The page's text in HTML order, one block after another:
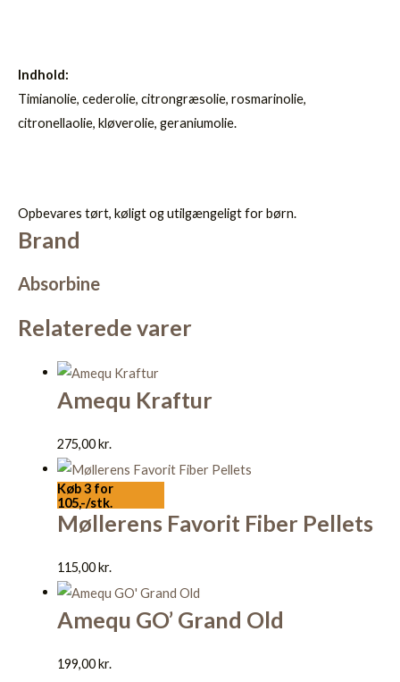
Indhold:
Timianolie, cederolie, citrongræsolie, rosmarinolie,
citronellaolie, kløverolie, geraniumolie.
Opbevares tørt, køligt og utilgængeligt for børn.
Brand
Absorbine
Relaterede varer
Amequ Kraftur
275,00kr.
Køb 3 for
105,-/stk.
Møllerens Favorit Fiber Pellets
115,00kr.
Amequ GO’ Grand Old
199,00kr.